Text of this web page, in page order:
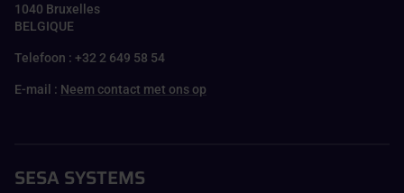
1040 Bruxelles
BELGIQUE
Telefoon : +32 2 649 58 54
E-mail : Neem contact met ons op
SESA SYSTEMS